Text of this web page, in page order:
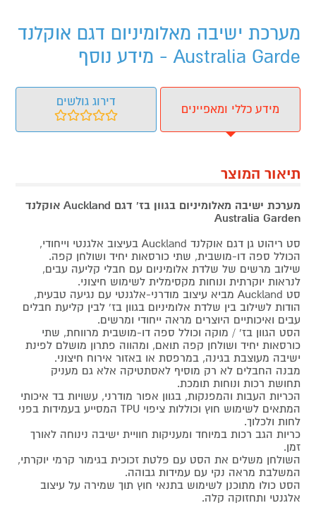
מערכת ישיבה מאלומיניום דגם אוקלנד
Australia Garde - מידע נוסף
מידע כללי ומאפיינים
דירוג גולשים
תיאור המוצר
מערכת ישיבה מאלומיניום בגוון בז' דגם Auckland אוקלנד
Australia Garden
סט ריהוט גן דגם אוקלנד Auckland בעיצוב אלגנטי וייחודי,
הכולל ספה דו-מושבית, שתי כורסאות יחיד ושולחן קפה.
שילוב מרשים של שלדת אלומיניום עם חבלי קליעה עבים,
לנראות יוקרתית ונוחות מקסימלית לשימוש חיצוני.
סט Auckland מביא עיצוב מודרני-אלגנטי עם נגיעה טבעית,
הודות לשילוב בין שלדת אלומיניום בגוון בז’ לבין קליעת חבלים
עבים ואיכותיים היוצרים מראה ייחודי ומרשים.
הסט הגוון בז’ / מוקה וכולל ספה דו-מושבית מרווחת, שתי
כורסאות יחיד ושולחן קפה תואם, ומהווה פתרון מושלם לפינת
ישיבה מעוצבת בגינה, במרפסת או באזור אירוח חיצוני.
מבנה החבלים לא רק מוסיף לאסתטיקה אלא גם מעניק
תחושת רכות ונוחות תומכת.
הכריות העבות והמפנקות, בגוון אפור מודרני, עשויות בד איכותי
המתאים לשימוש חוץ וכוללות ציפוי TPU המסייע בעמידות בפני
לחות ולכלוך.
כריות הגב רכות במיוחד ומעניקות חוויית ישיבה נינוחה לאורך
זמן.
השולחן משלים את הסט עם פלטת זכוכית בגימור קרמי יוקרתי,
המשלבת מראה נקי עם עמידות גבוהה.
הסט כולו מתוכנן לשימוש בתנאי חוץ תוך שמירה על עיצוב
אלגנטי ותחזוקה קלה.